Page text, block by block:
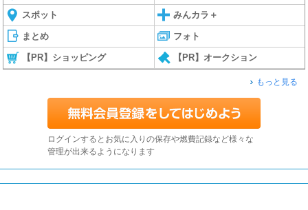
スポット みんカラ＋
まとめ フォト
【PR】ショッピング 【PR】オークション
もっと見る
ログインするとお気に入りの保存や燃費記録など様々な
管理が出来るようになります